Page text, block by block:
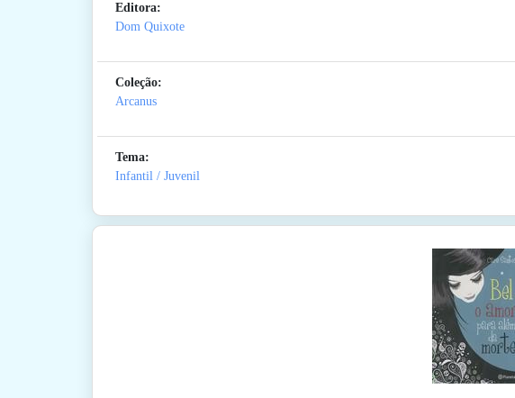
Editora:
Dom Quixote
Coleção:
Arcanus
Tema:
Infantil / Juvenil